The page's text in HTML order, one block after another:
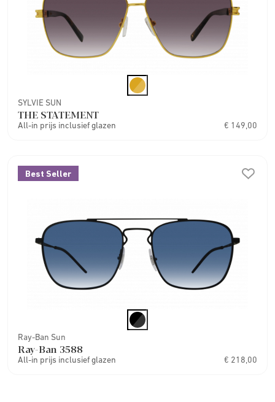
SYLVIE SUN
THE STATEMENT
All-in prijs inclusief glazen € 149,00
Best Seller
Ray-Ban Sun
Ray-Ban 3588
All-in prijs inclusief glazen € 218,00